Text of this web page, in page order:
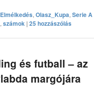
Elmélkedés,Olasz_Kupa,Serie A
,számok |25 hozzászólás
és futball – az
margójára